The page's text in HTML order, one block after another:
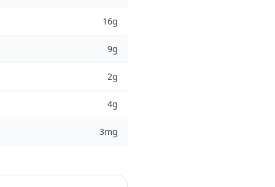
16g
9g
2g
4g
3mg